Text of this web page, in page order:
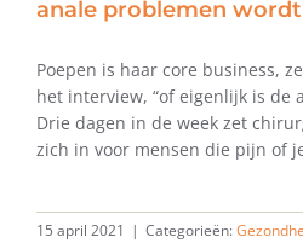
anale problemen
Poepen is haar core business,
het interview, “of eigenlijk is de
Drie dagen in de week zet
zich in voor mensen die pijn of
15 april 2021 | Categorieën: